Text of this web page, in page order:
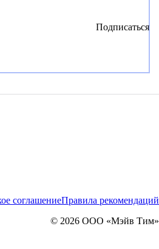
Подписаться
соглашениеПравила рекомендаций
© 2026 ООО «Мэйв Тим»